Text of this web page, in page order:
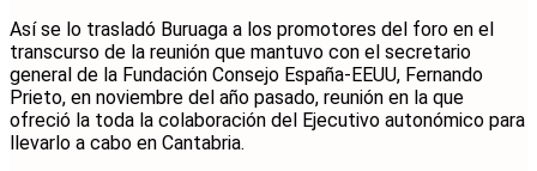
Así se lo trasladó Buruaga a los promotores del foro en el
transcurso de la reunión que mantuvo con el secretario
general de la Fundación Consejo España-EEUU, Fernando
Prieto, en noviembre del año pasado, reunión en la que
ofreció la toda la colaboración del Ejecutivo autonómico para
llevarlo a cabo en Cantabria.